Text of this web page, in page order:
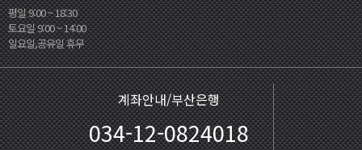
평일 9:00 ~ 18:30
토요일 9:00 ~ 14:00
일요일,공유일 휴무
계좌안내/부산은행
034-12-0824018